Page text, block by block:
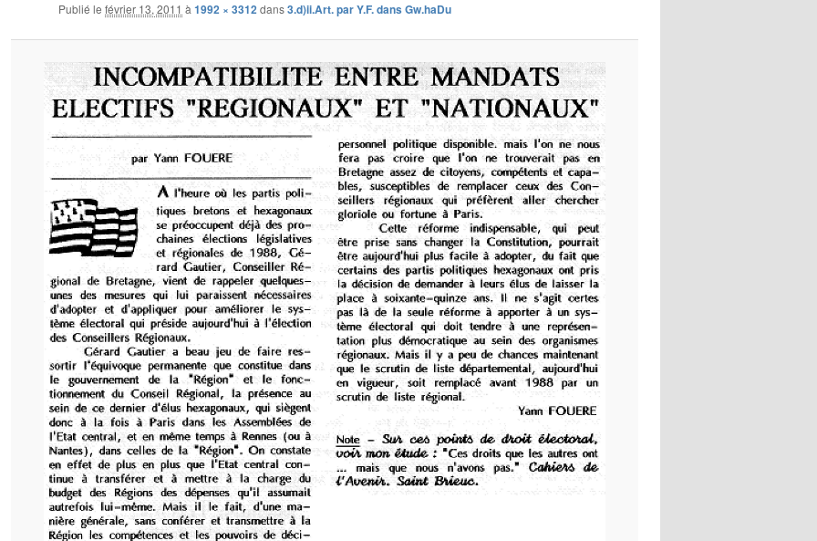
Publié le février 13, 2011 à 1992 × 3312 dans3.d)ii.Art. par Y.F. dans Gw.haDu